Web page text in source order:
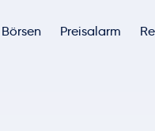
Börsen Preisalarm